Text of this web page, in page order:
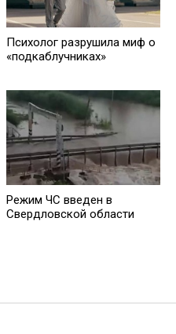
Психолог разрушила миф о
«подкаблучниках»
Режим ЧС введен в
Свердловской области